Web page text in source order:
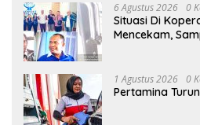
6 Agustus 2026 0
Situasi Di
Mencekam,
1 Agustus 2026 0
Pertamina